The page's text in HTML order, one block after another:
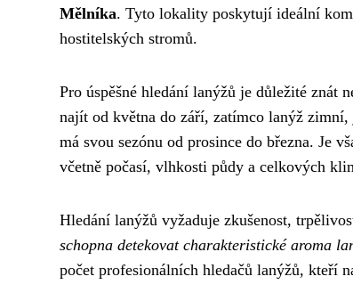
Mělníka. Tyto lokality poskytují ideální
hostitelských stromů.
Pro úspěšné hledání lanýžů je důležité znát
najít od května do září, zatímco lanýž
má svou sezónu od prosince do března. Je
včetně počasí, vlhkosti půdy a celkových
Hledání lanýžů vyžaduje zkušenost,
schopna detekovat charakteristické aroma
počet profesionálních hledačů lanýžů, kteří